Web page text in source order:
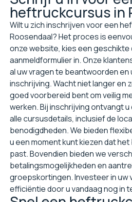
heftruckcursus in
Wilt u zich inschrijven voor een
Roosendaal? Het proces is
onze website, kies een geschikte
aanmeldformulier in. Onze
al uw vragen te beantwoorden en
inschrijving. Wacht niet langer en
goed voorbereid bent om veilig
werken. Bij inschrijving ontvangt
alle cursusdetails, inclusief de
benodigdheden. We bieden
u een moment kunt kiezen dat
past. Bovendien bieden we
betalingsmogelijkheden en
groepskortingen. Investeer in uw
efficiëntie door u vandaag nog in